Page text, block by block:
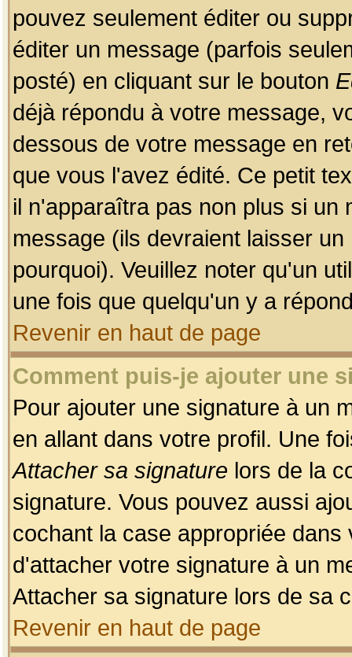
pouvez seulement éditer ou
éditer un message (parfois
posté) en cliquant sur le bouton
déjà répondu à votre message,
dessous de votre message en
que vous l'avez édité. Ce petit
il n'apparaîtra pas non plus si un
message (ils devraient laisser
pourquoi). Veuillez noter qu'un
une fois que quelqu'un y a
Revenir en haut de page
Comment puis-je ajouter une
Pour ajouter une signature à un
en allant dans votre profil. Une
Attacher sa signature lors de la
signature. Vous pouvez aussi
cochant la case appropriée
d'attacher votre signature à un
Attacher sa signature lors de sa
Revenir en haut de page